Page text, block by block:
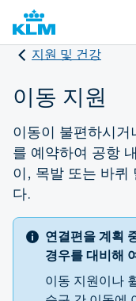
지원 및 건강
이동 지원
이동이 불편하시
를 예약하여 공항
이, 목발 또는 바퀴
다.
연결편을 계획
경우를 대비해
이동 지원이나